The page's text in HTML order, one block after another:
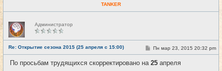
TANKER
Н
е
в
с
е
т
и
Администратор
Re: Открытие сезона 2015 (25 апреля с 15:00) #4
С
о
о
б
Пн мар 23, 2015 20:32 pm
По просьбам трудящихся скорректировано на 25 апреля